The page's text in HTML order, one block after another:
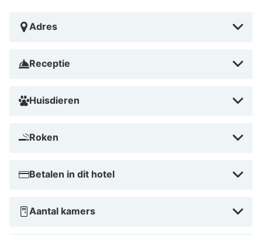
Adres
Receptie
Huisdieren
Roken
Betalen in dit hotel
Aantal kamers